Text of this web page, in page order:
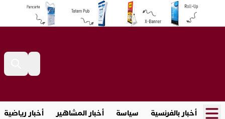
أخبار بالفرنسية سياسة أخبار المشاهير أخبار رياضية